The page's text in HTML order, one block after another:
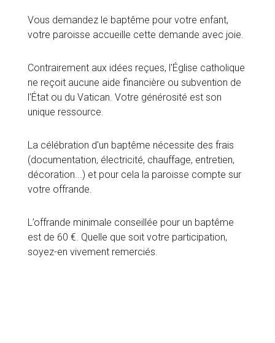
Vous demandez le baptême pour votre enfant,
votre paroisse accueille cette demande avec joie.
Contrairement aux idées reçues, l'Église catholique
ne reçoit aucune aide financière ou subvention de
l'État ou du Vatican. Votre générosité est son
unique ressource.
La célébration d'un baptême nécessite des frais
(documentation, électricité, chauffage, entretien,
décoration...) et pour cela la paroisse compte sur
votre offrande.
L’offrande minimale conseillée pour un baptême
est de 60 €. Quelle que soit votre participation,
soyez-en vivement remerciés.